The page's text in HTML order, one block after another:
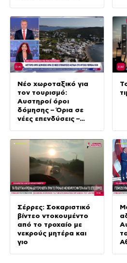
Νέο χωροταξικό για
τον τουρισμό:
Αυστηροί όροι
δόμησης – Όρια σε
νέες επενδύσεις –
Σέρρες: Σοκαριστικό
βίντεο ντοκουμέντο
από το τροχαίο με
νεκρούς μητέρα και
γιο